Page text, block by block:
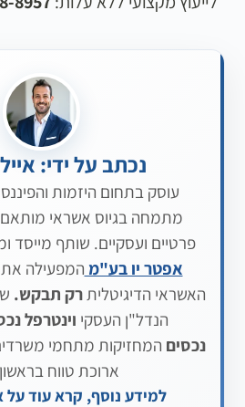
נכתב על ידי:
מתמחה בגיוס אשראי מותאם
פרטיים ועסקיים. שותף מייסד
אפטר יו בע"מ המפעילה את
האשראי הדיגיטליתרק תבקש.
הנדל"ן העסקי וינטרפל
נכסים המחזיקות מתחמי
ארוכת טווח בראשון
למידע נוסף, קרא עוד על